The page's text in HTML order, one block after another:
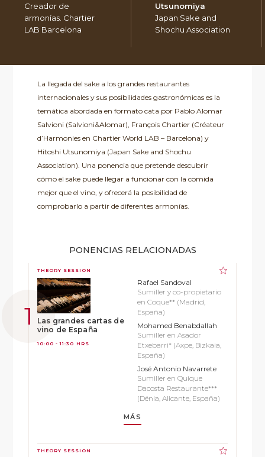
Creador de
armonías. Chartier
LAB Barcelona
Utsunomiya
Japan Sake and
Shochu Association
La llegada del sake a los grandes restaurantes
internacionales y sus posibilidades gastronómicas es la
temática abordada en formato cata por Pablo Alomar
Salvioni (Salvioni&Alomar), François Chartier (Créateur
d’Harmonies en Chartier World LAB – Barcelona) y
Hitoshi Utsunomiya (Japan Sake and Shochu
Association). Una ponencia que pretende descubrir
cómo el sake puede llegar a funcionar con la comida
mejor que el vino, y ofrecerá la posibilidad de
comprobarlo a partir de diferentes armonías.
PONENCIAS RELACIONADAS
THEORY SESSION
Las grandes cartas de
vino de España
10:00 - 11:30 HRS
Rafael Sandoval
Sumiller y co-propietario
en Coque** (Madrid,
España)
Mohamed Benabdallah
Sumiller en Asador
Etxebarri* (Axpe, Bizkaia,
España)
José Antonio Navarrete
Sumiller en Quique
Dacosta Restaurante***
(Dénia, Alicante, España)
MÁS
THEORY SESSION